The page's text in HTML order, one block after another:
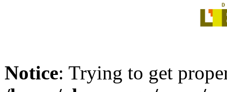
Notice: Trying to get